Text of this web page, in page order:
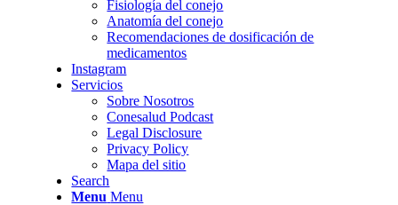
Fisiología del conejo
Anatomía del conejo
Recomendaciones de dosificación de
medicamentos
Instagram
Servicios
Sobre Nosotros
Conesalud Podcast
Legal Disclosure
Privacy Policy
Mapa del sitio
Search
Menu Menu